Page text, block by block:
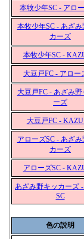
本牧少年SC - アロ
本牧少年SC - あざみ
カーズ
本牧少年SC -
大豆戸FC - アロー
大豆戸FC - あざみ野
ーズ
大豆戸FC - KAZU
アローズSC - あざみ
カーズ
アローズSC -
あざみ野キッカーズ
SC
色の説明